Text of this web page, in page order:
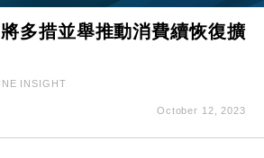
季三度入市撐日圓 4月單日斥6.28萬億
高
自救後再出手 斥4億美元押注未上市公
多措並舉推動消費續恢復擴
INSIGHT
October 12, 2023